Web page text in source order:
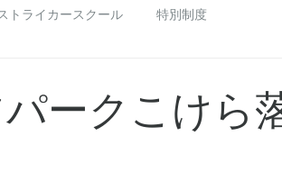
トライカースクール 特別制度
ークこけら